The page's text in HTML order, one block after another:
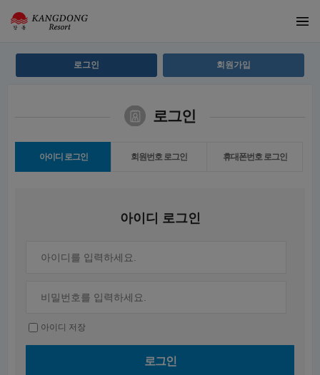
로그인 회원가입
로그인
아이디 로그인 회원번호 로그인 휴대폰번호 로그인
아이디 로그인
아이디 저장